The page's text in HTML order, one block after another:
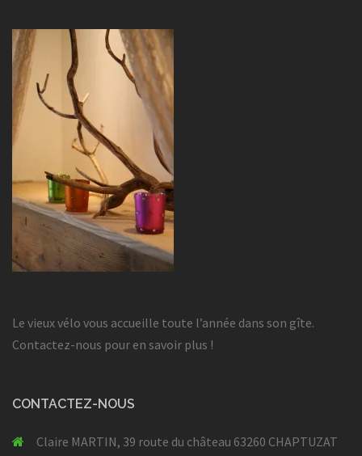
Le vieux vélo vous accueille toute l’année dans son gîte.
Contactez-nous pour en savoir plus !
CONTACTEZ-NOUS
Claire MARTIN, 39 route du château 63260 CHAPTUZAT